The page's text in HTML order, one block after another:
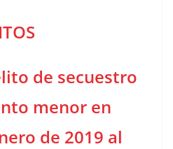
de secuestro
menor en
de 2019 al